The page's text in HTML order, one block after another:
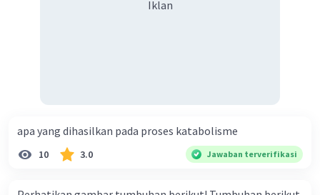
Iklan
apa yang dihasilkan pada proses katabolisme
10 3.0 Jawaban terverifikasi